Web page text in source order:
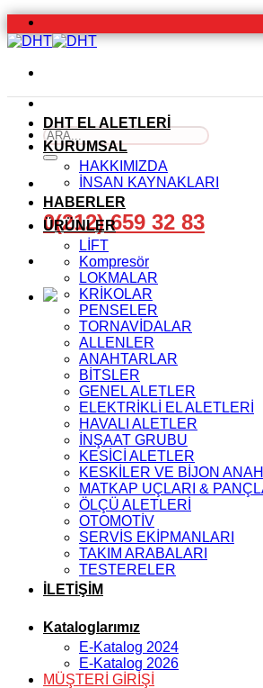
İçeriğe
atla
Ara:
0(212) 659 32 83
DHT EL ALETLERİ
KURUMSAL
HAKKIMIZDA
İNSAN KAYNAKLARI
HABERLER
ÜRÜNLER
LİFT
Kompresör
LOKMALAR
KRİKOLAR
PENSELER
TORNAVİDALAR
ALLENLER
ANAHTARLAR
BİTSLER
GENEL ALETLER
ELEKTRİKLİ EL ALETLERİ
HAVALI ALETLER
İNŞAAT GRUBU
KESİCİ ALETLER
KESKİLER VE BİJON
MATKAP UÇLARI &
ÖLÇÜ ALETLERİ
OTOMOTİV
SERVİS EKİPMANLARI
TAKIM ARABALARI
TESTERELER
İLETİŞİM
Kataloglarımız
E-Katalog 2024
E-Katalog 2026
MÜŞTERİ GİRİŞİ